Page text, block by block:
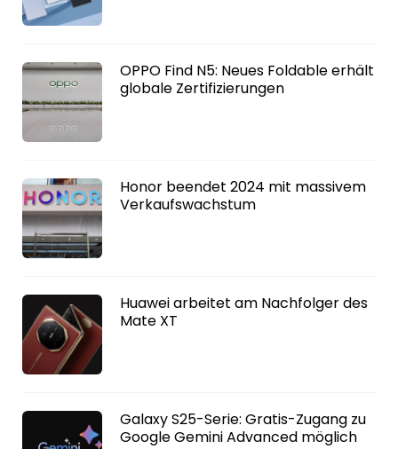
OPPO Find N5: Neues Foldable erhält
globale Zertifizierungen
Honor beendet 2024 mit massivem
Verkaufswachstum
Huawei arbeitet am Nachfolger des
Mate XT
Galaxy S25-Serie: Gratis-Zugang zu
Google Gemini Advanced möglich